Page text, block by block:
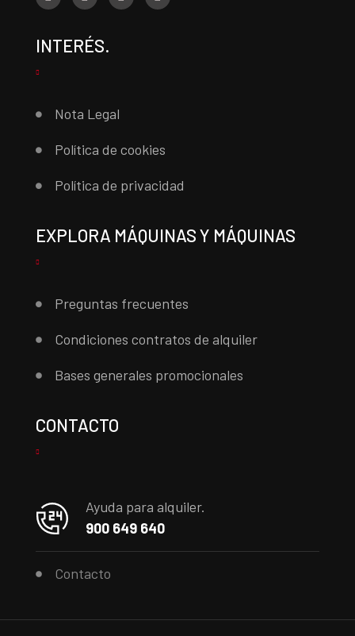
INTERÉS.
Nota Legal
Política de cookies
Política de privacidad
EXPLORA MÁQUINAS Y MÁQUINAS
Preguntas frecuentes
Condiciones contratos de alquiler
Bases generales promocionales
CONTACTO
Ayuda para alquiler.
900 649 640
Contacto